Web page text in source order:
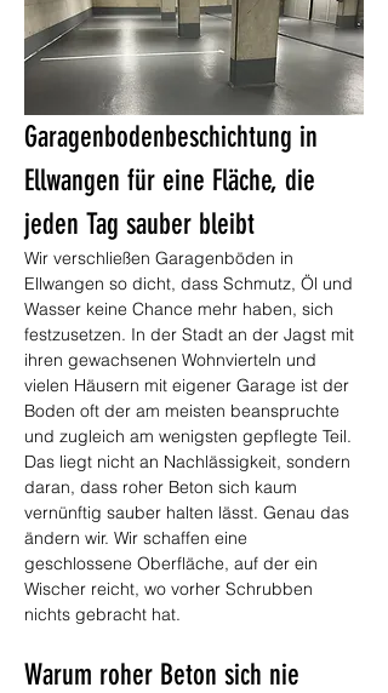
Garagenbodenbeschichtung in
Ellwangen für eine Fläche, die
jeden Tag sauber bleibt
Wir verschließen Garagenböden in
Ellwangen so dicht, dass Schmutz, Öl und
Wasser keine Chance mehr haben, sich
festzusetzen. In der Stadt an der Jagst mit
ihren gewachsenen Wohnvierteln und
vielen Häusern mit eigener Garage ist der
Boden oft der am meisten beanspruchte
und zugleich am wenigsten gepflegte Teil.
Das liegt nicht an Nachlässigkeit, sondern
daran, dass roher Beton sich kaum
vernünftig sauber halten lässt. Genau das
ändern wir. Wir schaffen eine
geschlossene Oberfläche, auf der ein
Wischer reicht, wo vorher Schrubben
nichts gebracht hat.
Warum roher Beton sich nie